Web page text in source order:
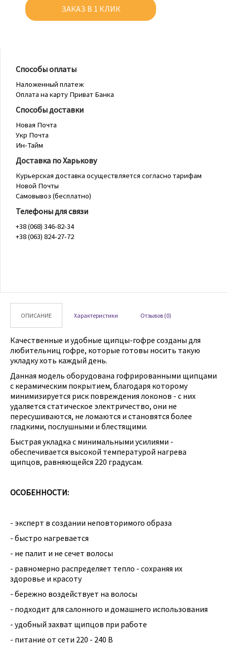
ЗАКАЗ В 1 КЛИК
Способы оплаты
Наложенный платеж
Оплата на карту Приват Банка
Способы доставки
Новая Почта
Укр Почта
Ин-Тайм
Доставка по Харькову
Курьерская доставка осуществляется согласно тарифам
Новой Почты
Самовывоз (бесплатно)
Телефоны для связи
+38 (068) 346-82-34
+38 (063) 824-27-72
ОПИСАНИЕ Характеристики Отзывов (0)
Качественные и удобные щипцы-гофре созданы для
любительниц гофре, которые готовы носить такую
укладку хоть каждый день.
Данная модель оборудована гофрированными щипцами
с керамическим покрытием, благодаря которому
минимизируется риск повреждения локонов - с них
удаляется статическое электричество, они не
пересушиваются, не ломаются и становятся более
гладкими, послушными и блестящими.
Быстрая укладка с минимальными усилиями -
обеспечивается высокой температурой нагрева
щипцов, равняющейся 220 градусам.
ОСОБЕННОСТИ:
- эксперт в создании неповторимого образа
- быстро нагревается
- не палит и не сечет волосы
- равномерно распределяет тепло - сохраняя их
здоровье и красоту
- бережно воздействует на волосы
- подходит для салонного и домашнего использования
- удобный захват щипцов при работе
- питание от сети 220 - 240 В